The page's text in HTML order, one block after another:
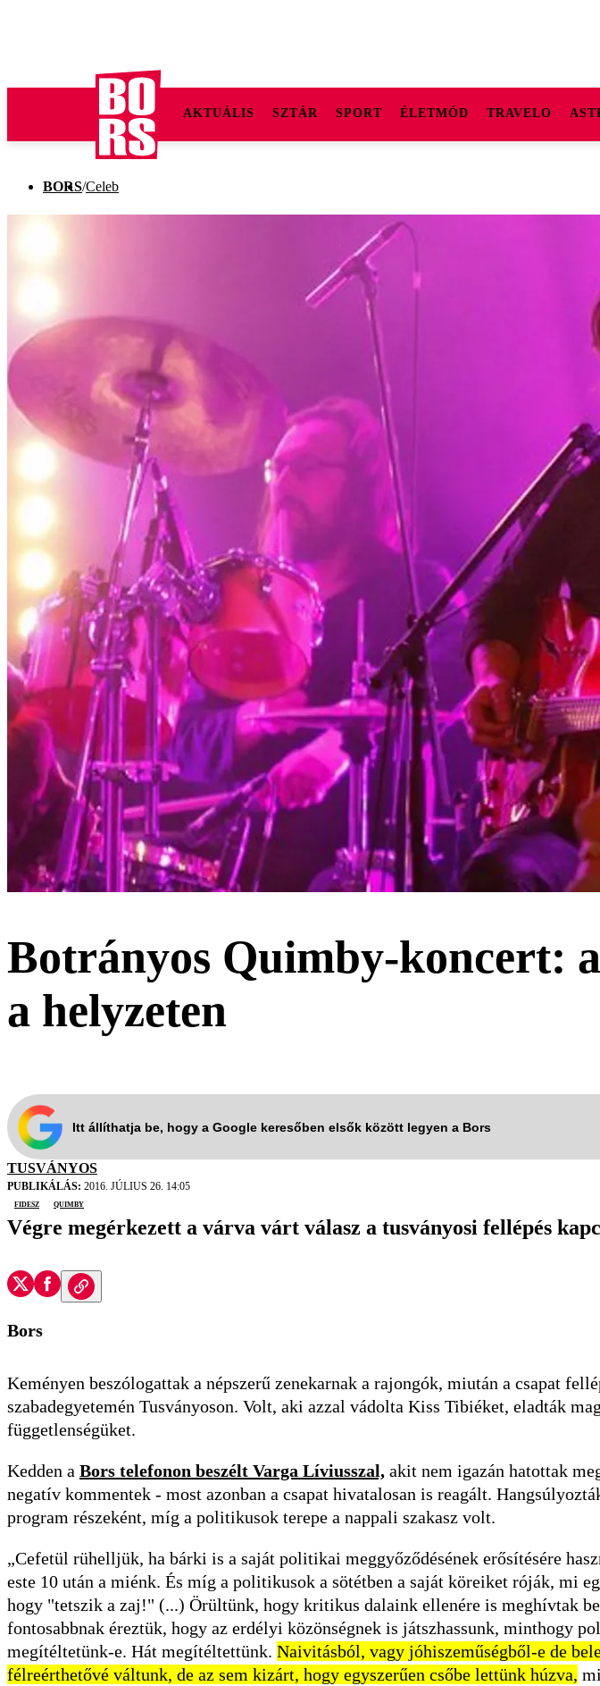
AKTUÁLIS SZTÁR SPORT ÉLETMÓD TRAVELO
BORS/Celeb
Botrányos Quimby-koncert:
a helyzeten
Itt állíthatja be, hogy a Google keresőben elsők között legyen a Bors
TUSVÁNYOS
PUBLIKÁLÁS: 2016. JÚLIUS 26. 14:05
Fidesz
Quimby
Végre megérkezett a várva várt válasz a tusványosi fellépés
Bors
Keményen beszólogattak a népszerű zenekarnak a rajongók, miután a csapat
szabadegyetemén Tusványoson. Volt, aki azzal vádolta Kiss Tibiéket, eladták
függetlenségüket.
Kedden a Bors telefonon beszélt Varga Líviusszal, akit nem igazán hatottak
negatív kommentek - most azonban a csapat hivatalosan is reagált.
program részeként, míg a politikusok terepe a nappali szakasz volt.
„Cefetül rühelljük, ha bárki is a saját politikai meggyőződésének erősítésére
este 10 után a miénk. És míg a politikusok a sötétben a saját köreiket róják, mi
hogy "tetszik a zaj!" (...) Örültünk, hogy kritikus dalaink ellenére is meghívtak
fontosabbnak éreztük, hogy az erdélyi közönségnek is játszhassunk, minthogy
megítéltetünk-e. Hát megítéltettünk. Naivitásból, vagy jóhiszeműségből-e de
félreérthetővé váltunk, de az sem kizárt, hogy egyszerűen csőbe lettünk húzva,